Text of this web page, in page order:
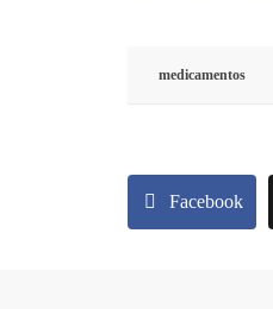
medicamentos
Facebook